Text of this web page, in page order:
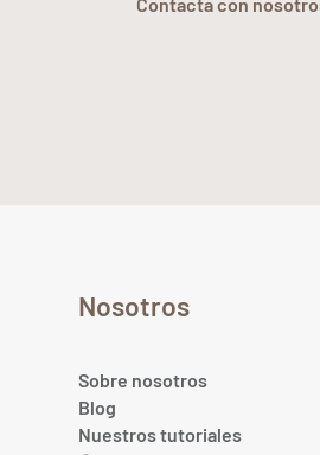
Nosotros
Sobre nosotros
Blog
Nuestros tutoriales